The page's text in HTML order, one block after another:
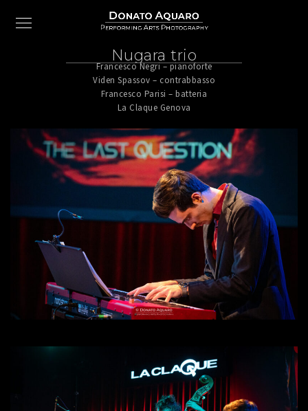
Nugara trio
Francesco Negri – pianoforte
Viden Spassov – contrabbasso
Francesco Parisi – batteria
La Claque Genova